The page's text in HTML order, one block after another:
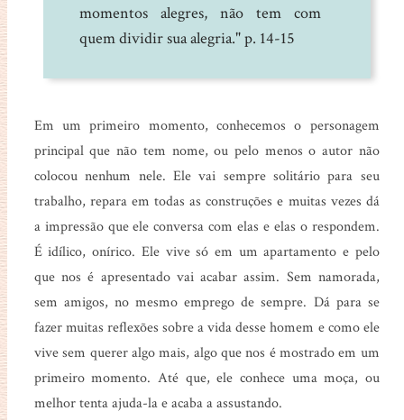
momentos alegres, não tem com
quem dividir sua alegria." p. 14-15
Em um primeiro momento, conhecemos o personagem
principal que não tem nome, ou pelo menos o autor não
colocou nenhum nele. Ele vai sempre solitário para seu
trabalho, repara em todas as construções e muitas vezes dá
a impressão que ele conversa com elas e elas o respondem.
É idílico, onírico. Ele vive só em um apartamento e pelo
que nos é apresentado vai acabar assim. Sem namorada,
sem amigos, no mesmo emprego de sempre. Dá para se
fazer muitas reflexões sobre a vida desse homem e como ele
vive sem querer algo mais, algo que nos é mostrado em um
primeiro momento. Até que, ele conhece uma moça, ou
melhor tenta ajuda-la e acaba a assustando.